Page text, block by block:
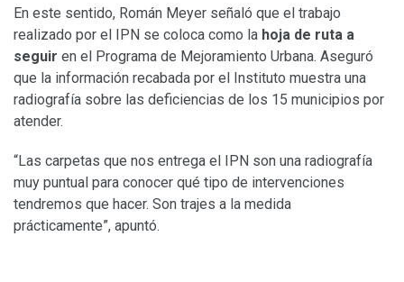
En este sentido, Román Meyer señaló que el trabajo
realizado por el IPN se coloca como la hoja de ruta a
seguir en el Programa de Mejoramiento Urbana. Aseguró
que la información recabada por el Instituto muestra una
radiografía sobre las deficiencias de los 15 municipios por
atender.
“Las carpetas que nos entrega el IPN son una radiografía
muy puntual para conocer qué tipo de intervenciones
tendremos que hacer. Son trajes a la medida
prácticamente”, apuntó.